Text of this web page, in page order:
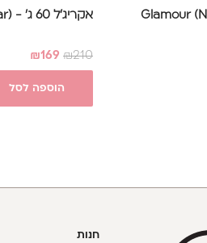
אקריג'ל 60 ג' - Glamour (Clear)
₪210
₪169
הוספה לסל
חנות